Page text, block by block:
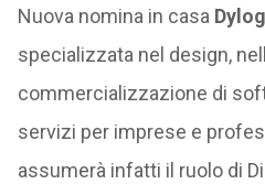
Nuova nomina in casa
specializzata nel design,
commercializzazione di
servizi per imprese e
assumerà infatti il ruolo di